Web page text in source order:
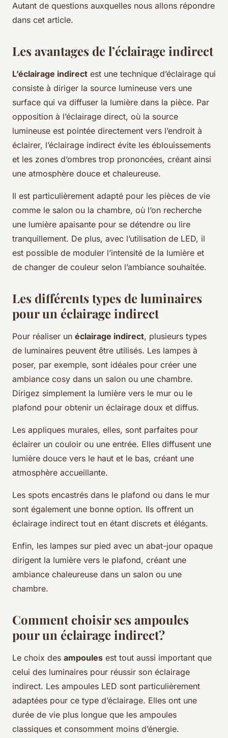
Autant de questions auxquelles nous allons répondre
dans cet article.
Les avantages de l’éclairage indirect
L’éclairage indirect est une technique d’éclairage qui
consiste à diriger la source lumineuse vers une
surface qui va diffuser la lumière dans la pièce. Par
opposition à l’éclairage direct, où la source
lumineuse est pointée directement vers l’endroit à
éclairer, l’éclairage indirect évite les éblouissements
et les zones d’ombres trop prononcées, créant ainsi
une atmosphère douce et chaleureuse.
Il est particulièrement adapté pour les pièces de vie
comme le salon ou la chambre, où l’on recherche
une lumière apaisante pour se détendre ou lire
tranquillement. De plus, avec l’utilisation de LED, il
est possible de moduler l’intensité de la lumière et
de changer de couleur selon l’ambiance souhaitée.
Les différents types de luminaires
pour un éclairage indirect
Pour réaliser un éclairage indirect, plusieurs types
de luminaires peuvent être utilisés. Les lampes à
poser, par exemple, sont idéales pour créer une
ambiance cosy dans un salon ou une chambre.
Dirigez simplement la lumière vers le mur ou le
plafond pour obtenir un éclairage doux et diffus.
Les appliques murales, elles, sont parfaites pour
éclairer un couloir ou une entrée. Elles diffusent une
lumière douce vers le haut et le bas, créant une
atmosphère accueillante.
Les spots encastrés dans le plafond ou dans le mur
sont également une bonne option. Ils offrent un
éclairage indirect tout en étant discrets et élégants.
Enfin, les lampes sur pied avec un abat-jour opaque
dirigent la lumière vers le plafond, créant une
ambiance chaleureuse dans un salon ou une
chambre.
Comment choisir ses ampoules
pour un éclairage indirect?
Le choix des ampoules est tout aussi important que
celui des luminaires pour réussir son éclairage
indirect. Les ampoules LED sont particulièrement
adaptées pour ce type d’éclairage. Elles ont une
durée de vie plus longue que les ampoules
classiques et consomment moins d’énergie.